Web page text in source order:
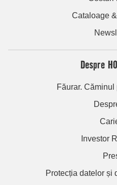
Cataloage
Despre
Făurar.
Investor
Protecția datelor și